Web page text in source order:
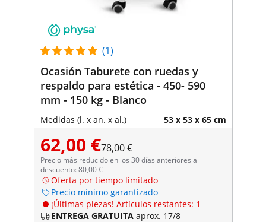
(1)
Ocasión Taburete con ruedas y
respaldo para estética - 450- 590
mm - 150 kg - Blanco
Medidas (l. x an. x al.) 53 x 53 x 65 cm
62,00 €78,00 €
Precio más reducido en los 30 días anteriores al
descuento: 80,00 €
Oferta por tiempo limitado
Precio mínimo garantizado
¡Últimas piezas! Artículos restantes: 1
ENTREGA GRATUITA aprox. 17/8